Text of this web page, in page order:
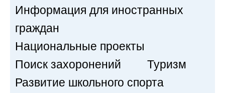
Информация для иностранных
граждан
Национальные проекты
Поиск захоронений
Туризм
Развитие школьного спорта